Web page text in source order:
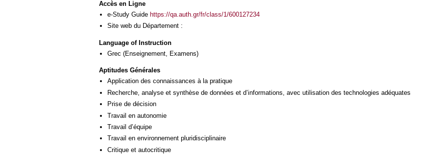
Accès en Ligne
e-Study Guide https://qa.auth.gr/fr/class/1/600127234
Site web du Département :
Language of Instruction
Grec (Enseignement, Examens)
Aptitudes Générales
Application des connaissances à la pratique
Recherche, analyse et synthèse de données et d’informations, avec utilisation des technologies adéquates
Prise de décision
Travail en autonomie
Travail d’équipe
Travail en environnement pluridisciplinaire
Critique et autocritique